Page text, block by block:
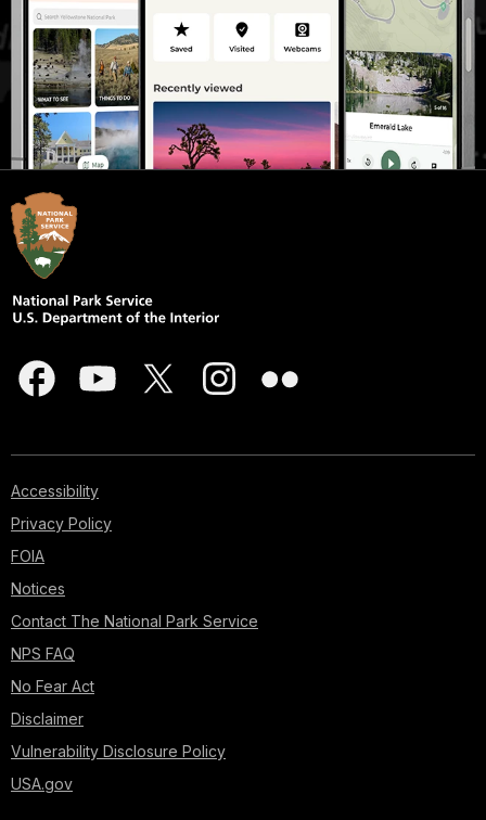
Accessibility
Privacy Policy
FOIA
Notices
Contact The National Park Service
NPS FAQ
No Fear Act
Disclaimer
Vulnerability Disclosure Policy
USA.gov